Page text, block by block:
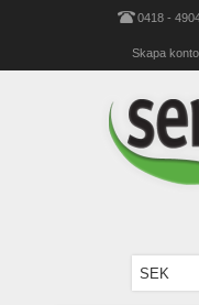
0418 -
Skapa konto